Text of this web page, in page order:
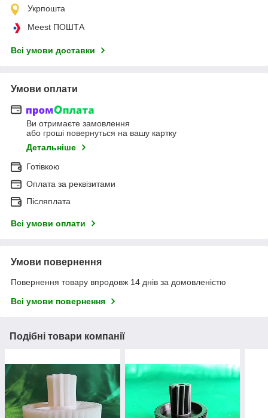
Укрпошта
Meest ПОШТА
Всі умови доставки
Умови оплати
Ви отримаєте замовлення
або гроші повернуться на вашу картку
Детальніше
Готівкою
Оплата за реквізитами
Післяплата
Всі умови оплати
Умови повернення
Повернення товару впродовж 14 днів за домовленістю
Всі умови повернення
Подібні товари компанії